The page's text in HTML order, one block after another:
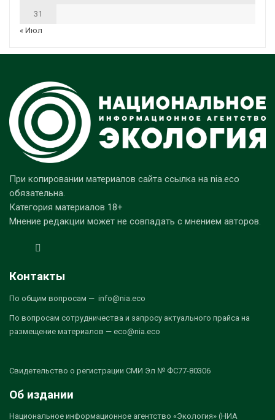
31
« Июл
При копировании материалов сайта ссылка на nia.eco
обязательна.
Категория материалов 18+
Мнение редакции может не совпадать с мнением авторов.
Контакты
По общим вопросам — info@nia.eco
По вопросам сотрудничества и запросу актуального прайса на
размещение материалов — eco@nia.eco
Свидетельство о регистрации СМИ Эл № ФС77-80306
Об издании
Национальное информационное агентство «Экология» (НИА